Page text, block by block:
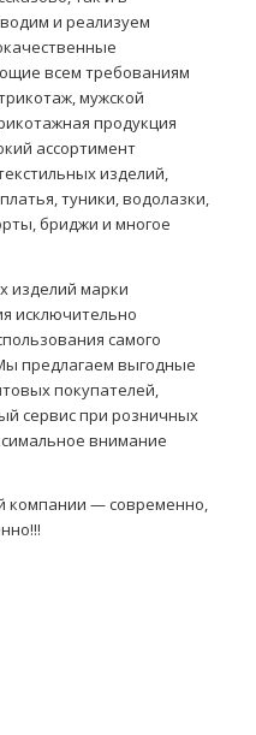
и реализуем
всем требованиям
мужской
продукция
ассортимент
изделий,
туники, водолазки,
бриджи и многое
изделий марки
исключительно
самого
предлагаем выгодные
покупателей,
сервис при розничных
внимание
компании — современно,